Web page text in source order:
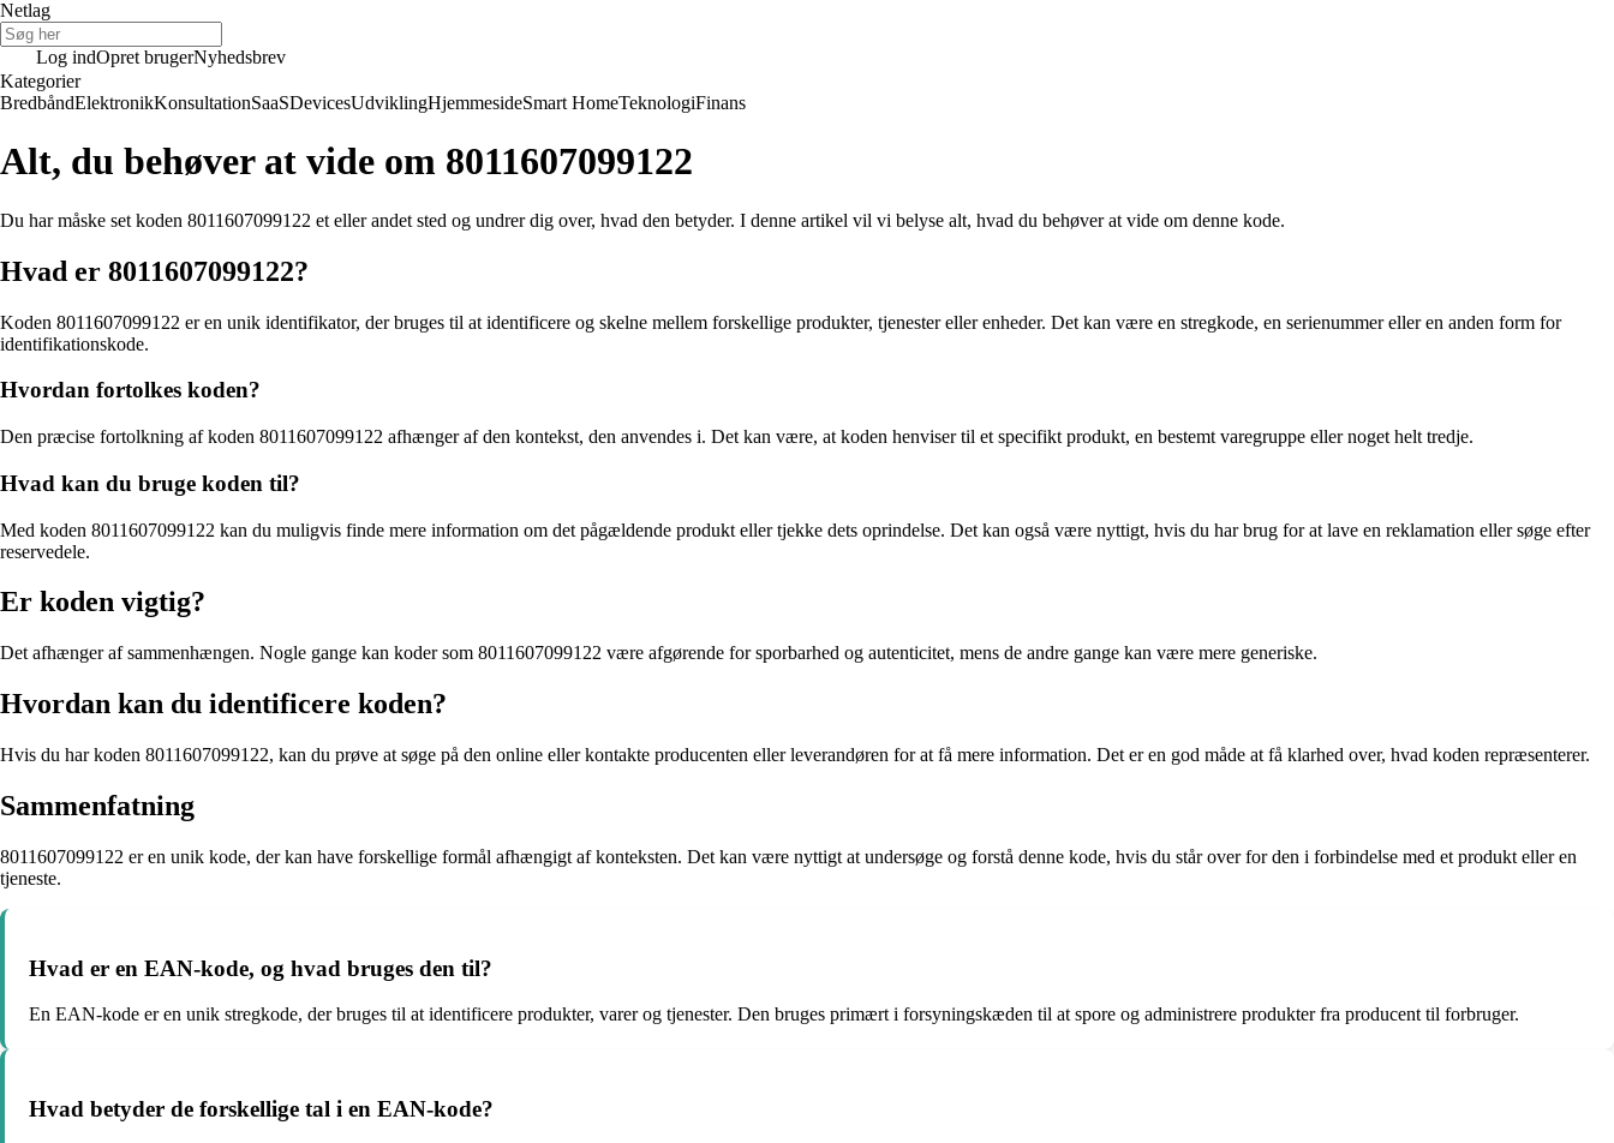
Netlag
Log indOpret brugerNyhedsbrev
Kategorier
BredbåndElektronikKonsultationSaaSDevicesUdviklingHjemmesideSmart HomeTeknologiFinans
Alt, du behøver at vide om 8011607099122
Du har måske set koden 8011607099122 et eller andet sted og undrer dig over, hvad den betyder. I denne artikel vil vi belyse alt, hvad du behøver at vide om denne kode.
Hvad er 8011607099122?
Koden 8011607099122 er en unik identifikator, der bruges til at identificere og skelne mellem forskellige produkter, tjenester eller enheder. Det kan være en stregkode, en serienummer eller en anden form for
identifikationskode.
Hvordan fortolkes koden?
Den præcise fortolkning af koden 8011607099122 afhænger af den kontekst, den anvendes i. Det kan være, at koden henviser til et specifikt produkt, en bestemt varegruppe eller noget helt tredje.
Hvad kan du bruge koden til?
Med koden 8011607099122 kan du muligvis finde mere information om det pågældende produkt eller tjekke dets oprindelse. Det kan også være nyttigt, hvis du har brug for at lave en reklamation eller søge efter
reservedele.
Er koden vigtig?
Det afhænger af sammenhængen. Nogle gange kan koder som 8011607099122 være afgørende for sporbarhed og autenticitet, mens de andre gange kan være mere generiske.
Hvordan kan du identificere koden?
Hvis du har koden 8011607099122, kan du prøve at søge på den online eller kontakte producenten eller leverandøren for at få mere information. Det er en god måde at få klarhed over, hvad koden repræsenterer.
Sammenfatning
8011607099122 er en unik kode, der kan have forskellige formål afhængigt af konteksten. Det kan være nyttigt at undersøge og forstå denne kode, hvis du står over for den i forbindelse med et produkt eller en
tjeneste.
Hvad er en EAN-kode, og hvad bruges den til?
En EAN-kode er en unik stregkode, der bruges til at identificere produkter, varer og tjenester. Den bruges primært i forsyningskæden til at spore og administrere produkter fra producent til forbruger.
Hvad betyder de forskellige tal i en EAN-kode?